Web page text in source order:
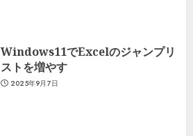
Windows11でExcelのジャンプリ
ストを増やす
2025年9月7日